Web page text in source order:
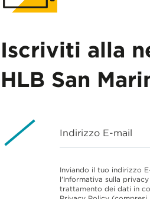
Iscriviti alla
HLB San
Indirizzo E-mail
Inviando il tuo indirizzo
l'Informativa sulla
trattamento dei dati in